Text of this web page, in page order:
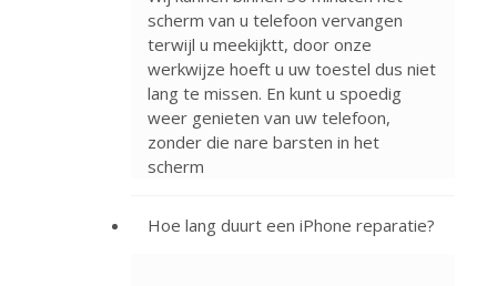
scherm van u telefoon vervangen
terwijl u meekijktt, door onze
werkwijze hoeft u uw toestel dus niet
lang te missen. En kunt u spoedig
weer genieten van uw telefoon,
zonder die nare barsten in het
scherm
Hoe lang duurt een iPhone reparatie?